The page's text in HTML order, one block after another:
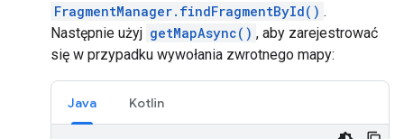
FragmentManager.findFragmentById() .
Następnie użyj getMapAsync() , aby zarejestrować
się w przypadku wywołania zwrotnego mapy:
Java Kotlin